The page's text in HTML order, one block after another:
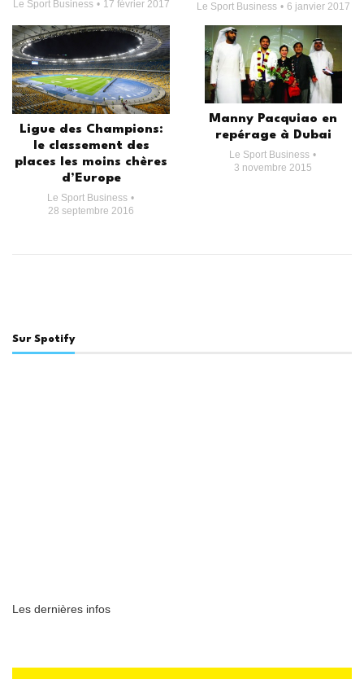
Le Sport Business 17 février 2017 Le Sport Business 6 janvier 2017
Ligue des Champions:
le classement des
places les moins chères
d’Europe
Le Sport Business
28 septembre 2016
Manny Pacquiao en
repérage à Dubai
Le Sport Business
3 novembre 2015
Sur Spotify
Les dernières infos